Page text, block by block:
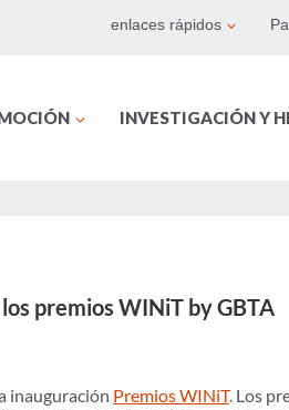
enlaces rápidos
INVESTIGACIÓN Y
premios WINiT by GBTA
inauguración Premios WINiT. Los